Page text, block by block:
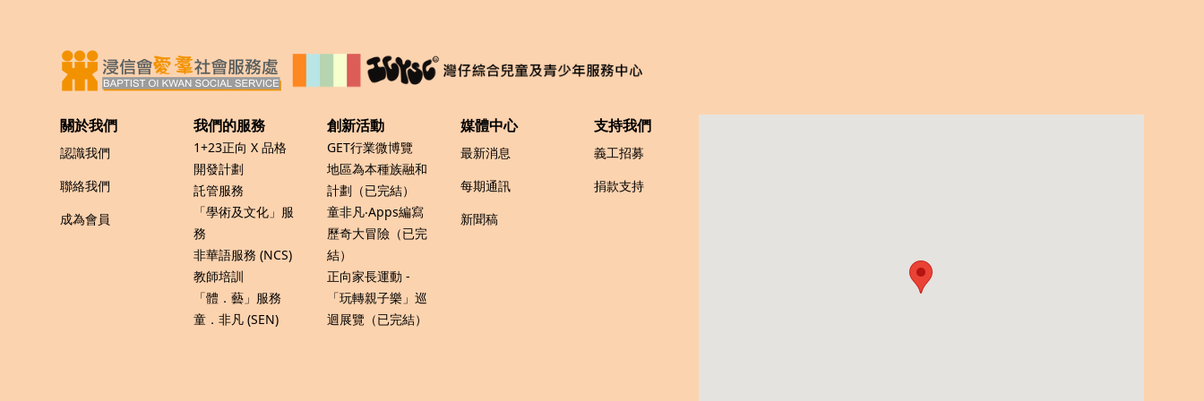
關於我們
認識我們
聯絡我們
成為會員
我們的服務
1+23正向 X 品格
開發計劃
託管服務
「學術及文化」服
務
非華語服務 (NCS)
教師培訓
「體．藝」服務
童．非凡 (SEN)
創新活動
GET行業微博覽
地區為本種族融和
計劃（已完結）
童非凡‧Apps編寫
歷奇大冒險（已完
結）
正向家長運動 -
「玩轉親子樂」巡
迴展覽（已完結）
媒體中心
最新消息
每期通訊
新聞稿
支持我們
義工招募
捐款支持